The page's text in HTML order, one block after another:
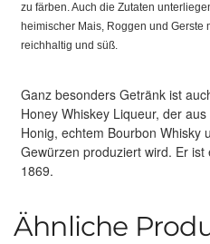
zu färben. Auch die Zutaten
heimischer Mais, Roggen und Gerste
reichhaltig und süß.
Ganz besonders Getränk ist
Honey Whiskey Liqueur, der
Honig, echtem Bourbon Whisky
Gewürzen produziert wird. Er
1869.
Ähnliche